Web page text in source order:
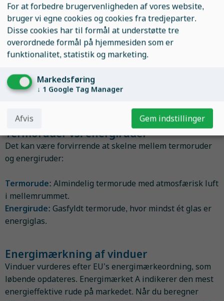
Udviklingen mod 3-lags ruder
Flere producenter tilbyder nu 3-lags termoruder med to
isolerende mellemrum. Her anvendes ofte gasarter som
argon eller krypton i stedet for almindelig luft. Disse
gasser har højere massefylde, hvilket reducerer
varmetabet og forbedrer isoleringsevnen.
Gasserne er usynlige og påvirker ikke
Argon og krypton er både sikre for mennesker og miljø.
Termoruder vs. energiruder
Det kan være forvirrende at skelne mellem termoruder
og energiruder:
Termorude: Almindelig termorude med atmosfærisk luft
i mellemrummet.
Energirude: Gasfyldt termorude, hvor mindst ét glas er
energiglas.
Energimærkning af vinduer
Vinduer vurderes efter EU’s energimærkeordning, som
løbende opdateres. Energimærket A indikerer den mest
energieffektive rude på markedet. Når du beregner
For at forbedre brugervenligheden af vores website,
bruger vi egne cookies og cookies fra tredjeparter.
Disse cookies har til formål at understøtte tre
overordnede formål på hjemmesiden som er
funktionalitet, statistik og marketing.
Markedsføring
↓ 1 Google Tag Manager
Afvis Gem indstillinger